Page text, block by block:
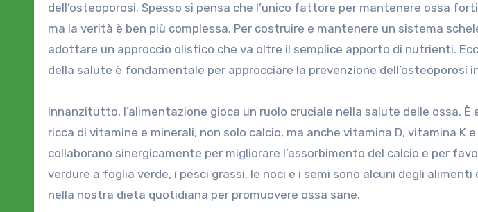
dell’osteoporosi. Spesso si pensa che l’unico fattore per mantenere ossa
ma la verità è ben più complessa. Per costruire e mantenere un sistema
adottare un approccio olistico che va oltre il semplice apporto di nutrienti.
della salute è fondamentale per approcciare la prevenzione dell’osteoporosi
Innanzitutto, l’alimentazione gioca un ruolo cruciale nella salute delle ossa.
ricca di vitamine e minerali, non solo calcio, ma anche vitamina D, vitamina K
collaborano sinergicamente per migliorare l’assorbimento del calcio e per
verdure a foglia verde, i pesci grassi, le noci e i semi sono alcuni degli
nella nostra dieta quotidiana per promuovere ossa sane.